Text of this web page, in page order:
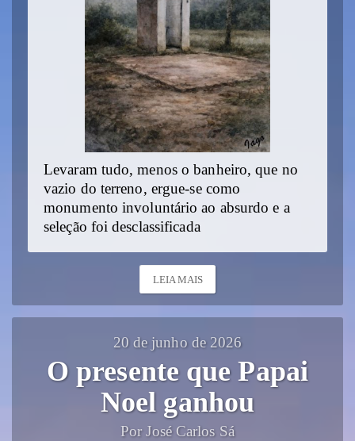
Levaram tudo, menos o banheiro, que no
vazio do terreno, ergue-se como
monumento involuntário ao absurdo e a
seleção foi desclassificada
LEIA MAIS
20 de junho de 2026
O presente que Papai
Noel ganhou
Por José Carlos Sá